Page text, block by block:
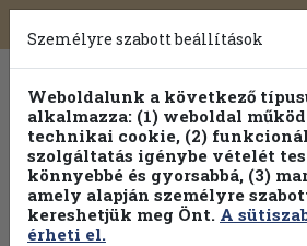
Toggle
navigation
Válogasson több mint 1.000.000
100%
Személyre szabott beállítások
Weboldalunk a következő
alkalmazza: (1) weboldal
technikai cookie, (2)
szolgáltatás igénybe vételét
könnyebbé és gyorsabbá, (3)
amely alapján személyre
kereshetjük meg Önt. A
érheti el.